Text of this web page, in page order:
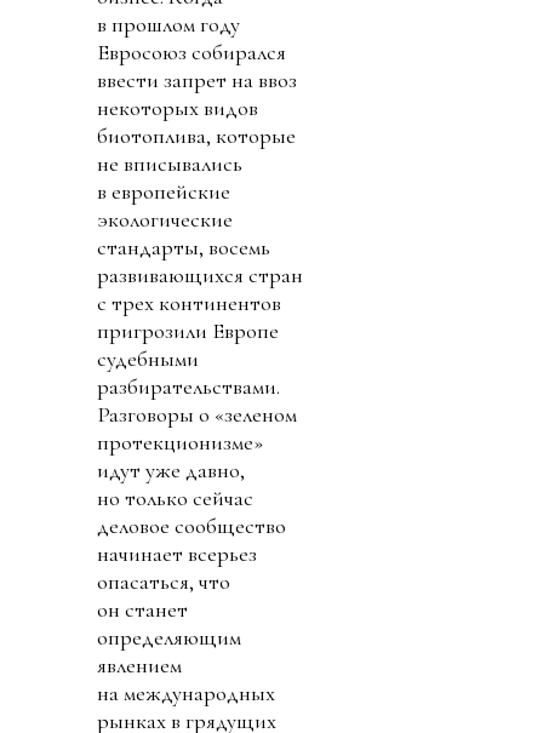
в прошлом году
Евросоюз собирался
ввести запрет на ввоз
некоторых видов
биотоплива, которые
не вписывались
в европейские
экологические
стандарты, восемь
развивающихся стран
с трех континентов
пригрозили Европе
судебными
разбирательствами.
Разговоры о «зеленом
протекционизме»
идут уже давно,
но только сейчас
деловое сообщество
начинает всерьез
опасаться, что
он станет
определяющим
явлением
на международных
рынках в грядущих